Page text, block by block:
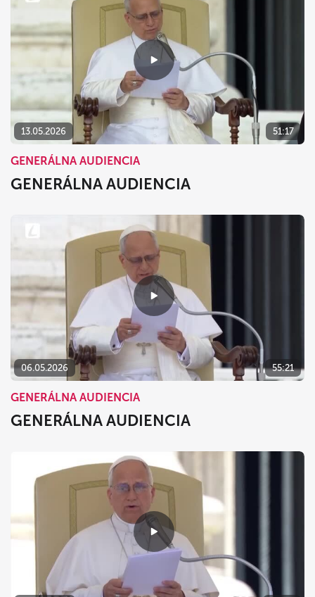
13.05.2026 51:17
GENERÁLNA AUDIENCIA
GENERÁLNA AUDIENCIA
06.05.2026 55:21
GENERÁLNA AUDIENCIA
GENERÁLNA AUDIENCIA